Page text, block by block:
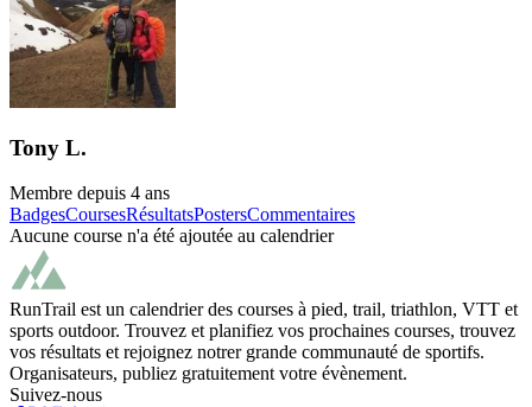
Tony L.
Membre depuis 4 ans
BadgesCoursesRésultatsPostersCommentaires
Aucune course n'a été ajoutée au calendrier
RunTrail est un calendrier des courses à pied, trail, triathlon, VTT et
sports outdoor. Trouvez et planifiez vos prochaines courses, trouvez
vos résultats et rejoignez notrer grande communauté de sportifs.
Organisateurs, publiez gratuitement votre évènement.
Suivez-nous